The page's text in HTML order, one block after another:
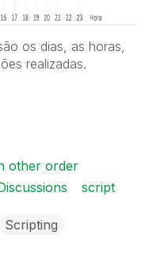
os dias, as horas,
realizadas.
other order
script
Scripting